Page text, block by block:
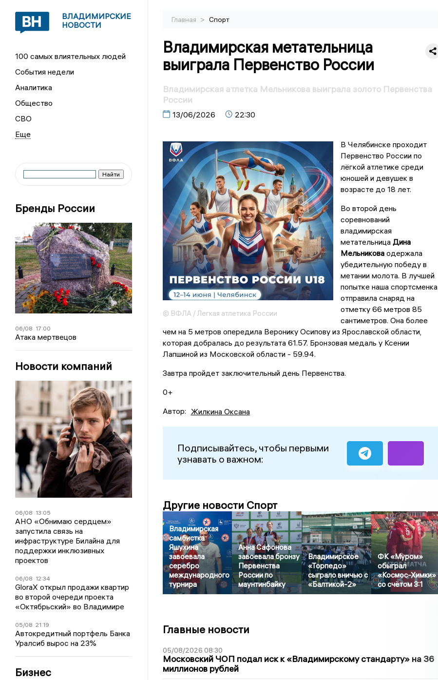
ВЛАДИМИРСКИЕ
НОВОСТИ
100 самых влиятельных людей
События недели
Аналитика
Общество
СВО
Бренды России
06/08 17:00
Атака мертвецов
Новости компаний
06/08 13:05
АНО «Обнимаю сердцем»
запустила связь на
инфраструктуре Билайна для
поддержки инклюзивных
проектов
06/08 12:34
GloraX открыл продажи квартир
во второй очереди проекта
«Октябрьский» во Владимире
05/08 21:19
Автокредитный портфель Банка
Уралсиб вырос на 23%
Бизнес
Главная > Спорт
Владимирская метательница
выиграла Первенство России
Владимирская атлетка Мельникова выиграла золото Первенства
России
13/06/2026 22:30
© ВФЛА / Легкая атлетика России
В Челябинске проходит
Первенство России по
лёгкой атлетике среди
юношей и девушек в
возрасте до 18 лет.
Во второй день
соревнований
владимирская
метательница Дина
Мельниковаодержала
убедительную победу в
метании молота. В лучшей
попытке наша спортсменка
отправила снаряд на
отметку 66 метров 85
сантиметров. Она более
чем на 5 метров опередила Веронику Осипову из Ярославской области,
которая добралась до результата 61.57. Бронзовая медаль у Ксении
Лапшиной из Московской области - 59.94.
Завтра пройдет заключительный день Первенства.
0+
Автор: Жилкина Оксана
Подписывайтесь, чтобы первыми
узнавать о важном:
Другие новости Спорт
Владимирская
самбистка
Яшухина
завоевала
серебро
международного
турнира
Анна Сафонова
завоевала бронзу
Первенства
России по
маунтинбайку
Владимирское
«Торпедо»
сыграло вничью с
«Балтикой-2»
ФК «Муром»
обыграл
«Космос-Химки»
со счётом 3:1
Главные новости
05/08/2026 08:30
Московский ЧОП подал иск к «Владимирскому стандарту» на 36
миллионов рублей